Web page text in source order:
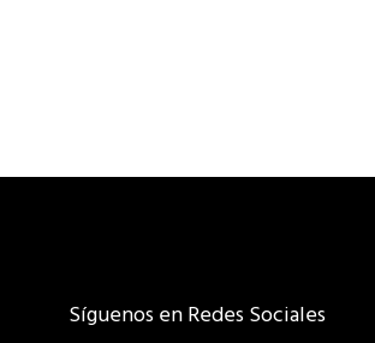
Síguenos en Redes Sociales